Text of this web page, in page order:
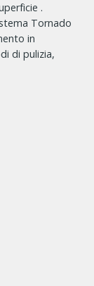
.
Tornado
in
di pulizia,